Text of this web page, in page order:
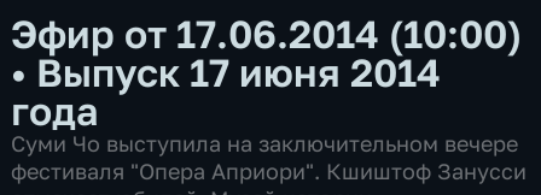
Эфир от 17.06.2014 (10:00)
• Выпуск 17 июня 2014
года
Суми Чо выступила на заключительном вечере
фестиваля "Опера Априори". Кшиштоф Занусси